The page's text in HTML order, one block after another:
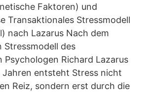
Faktoren) und
Transaktionales Stressmodell
nach Lazarus Nach dem
Stressmodell des
Psychologen Richard Lazarus
Jahren entsteht Stress nicht
Reiz, sondern erst durch die